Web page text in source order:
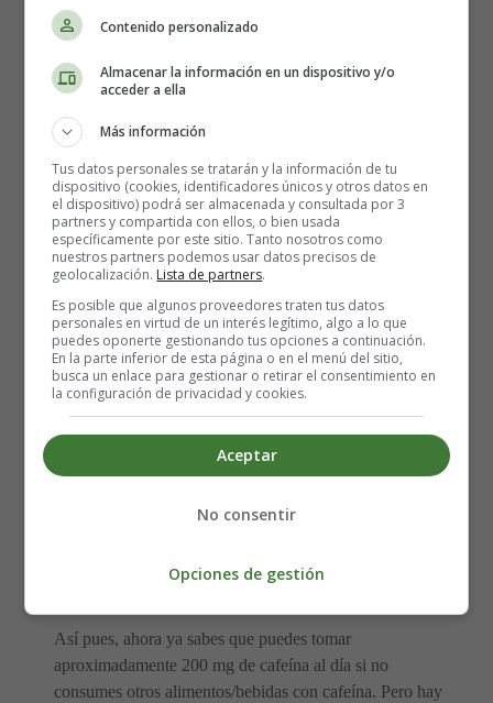
embargo, las mujeres embarazadas no deben
preocuparse, ya que también hay una solución para esto.
Te alegrará saber que una taza de té negro, contiene 47,4
mg de cafeína.
¿Cuánto té negro se puede
consumir durante el
embarazo?
Cuando se tienen antojos durante el embarazo, es difícil
dejar de lado ese impulso. Pero todo debe consumirse
con moderación. La forma más fácil de controlar este
impulso es asegurarse de satisfacer el antojo lo antes
consumir. Por lo tanto, es muy importante controlar el
tamaño de las porciones de cada alimento o bebida con
cafeína. La apuesta más segura es consumir hasta 200 mg
Así pues, ahora ya sabes que puedes tomar
aproximadamente 200 mg de cafeína al día si no
consumes otros alimentos/bebidas con cafeína. Pero hay
Contenido personalizado
Almacenar la información en un dispositivo y/o
acceder a ella
Más información
Tus datos personales se tratarán y la información de tu
dispositivo (cookies, identificadores únicos y otros datos en
el dispositivo) podrá ser almacenada y consultada por 3
partners y compartida con ellos, o bien usada
específicamente por este sitio. Tanto nosotros como
nuestros partners podemos usar datos precisos de
geolocalización. Lista de partners.
Es posible que algunos proveedores traten tus datos
personales en virtud de un interés legítimo, algo a lo que
puedes oponerte gestionando tus opciones a continuación.
En la parte inferior de esta página o en el menú del sitio,
busca un enlace para gestionar o retirar el consentimiento en
la configuración de privacidad y cookies.
Aceptar
No consentir
Opciones de gestión